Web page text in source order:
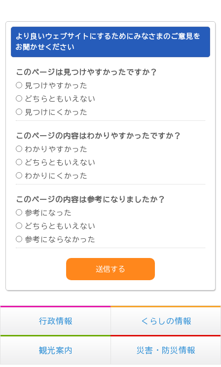
より良いウェブサイトにするためにみなさまのご意見を
お聞かせください
このページは見つけやすかったですか？
見つけやすかった
どちらともいえない
見つけにくかった
このページの内容はわかりやすかったですか？
わかりやすかった
どちらともいえない
わかりにくかった
このページの内容は参考になりましたか？
参考になった
どちらともいえない
参考にならなかった
行政情報 くらしの情報
観光案内 災害・防災情報